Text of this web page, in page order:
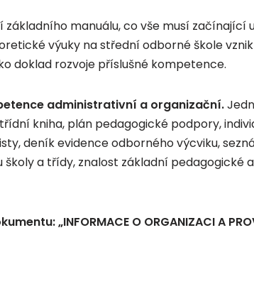
základního manuálu, co vše musí začínající
výuky na střední odborné škole
doklad rozvoje příslušné kompetence.
administrativní a organizační.
kniha, plán pedagogické podpory,
deník evidence odborného výcviku,
a třídy, znalost základní pedagogické
„INFORMACE O ORGANIZACI A